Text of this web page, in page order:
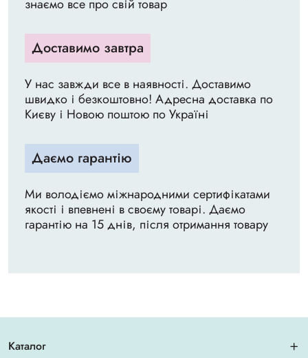
знаємо все про свій товар
Доставимо завтра
У нас завжди все в наявності. Доставимо
швидко і безкоштовно! Адресна доставка по
Києву і Новою поштою по Україні
Даємо гарантію
Ми володіємо міжнародними сертифікатами
якості і впевнені в своєму товарі. Даємо
гарантію на 15 днів, після отримання товару
Каталог